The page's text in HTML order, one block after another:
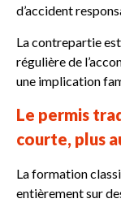
d’accident
La contrepartie
régulière de
une implication
Le permis
courte, plus
La formation
entièrement sur